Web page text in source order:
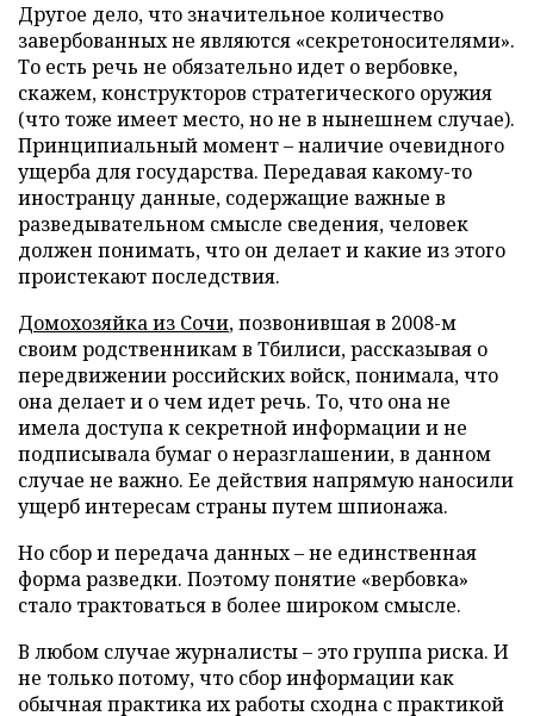
Другое дело, что значительное количество
завербованных не являются «секретоносителями».
То есть речь не обязательно идет о вербовке,
скажем, конструкторов стратегического оружия
(что тоже имеет место, но не в нынешнем случае).
Принципиальный момент – наличие очевидного
ущерба для государства. Передавая какому-то
иностранцу данные, содержащие важные в
разведывательном смысле сведения, человек
должен понимать, что он делает и какие из этого
проистекают последствия.
Домохозяйка из Сочи, позвонившая в 2008-м
своим родственникам в Тбилиси, рассказывая о
передвижении российских войск, понимала, что
она делает и о чем идет речь. То, что она не
имела доступа к секретной информации и не
подписывала бумаг о неразглашении, в данном
случае не важно. Ее действия напрямую наносили
ущерб интересам страны путем шпионажа.
Но сбор и передача данных – не единственная
форма разведки. Поэтому понятие «вербовка»
стало трактоваться в более широком смысле.
В любом случае журналисты – это группа риска. И
не только потому, что сбор информации как
обычная практика их работы сходна с практикой